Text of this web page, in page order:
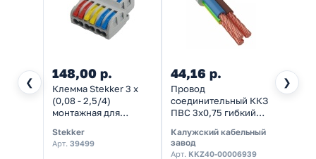
❮ ❯
148,00 р.
Клемма Stekker 3 х
(0,08 - 2,5/4)
монтажная для
LD222-427 [уп. 25шт]
Stekker
Арт. 39499
44,16 р.
Провод
соединительный ККЗ
ПВС 3х0,75 гибкий
Калужский кабельный
завод
Арт. KKZ40-00006939